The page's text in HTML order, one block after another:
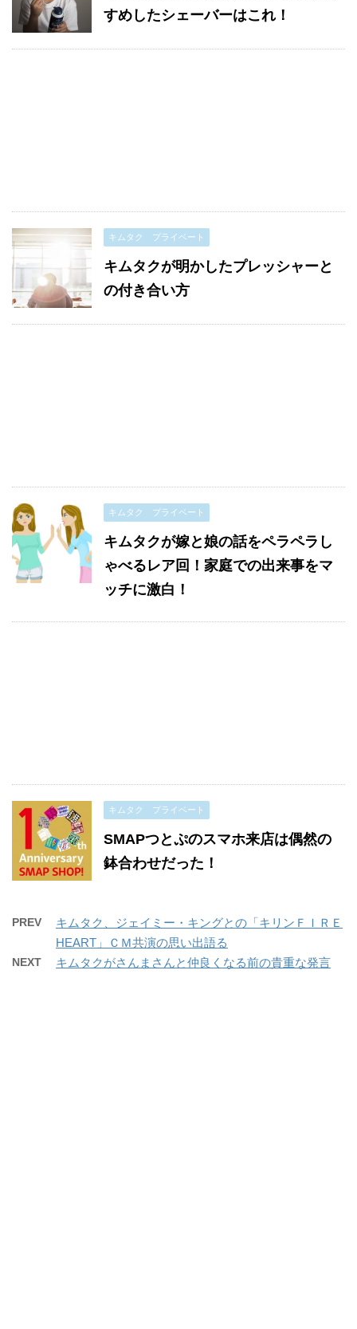
すめしたシェーバーはこれ！
キムタク プライベート
キムタクが明かしたプレッシャーと
の付き合い方
キムタク プライベート
キムタクが嫁と娘の話をペラペラし
ゃべるレア回！家庭での出来事をマ
ッチに激白！
キムタク プライベート
SMAPつとぷのスマホ来店は偶然の
鉢合わせだった！
PREV
キムタク、ジェイミー・キングとの「キリンＦＩＲＥ
HEART」ＣＭ共演の思い出語る
NEXT キムタクがさんまさんと仲良くなる前の貴重な発言